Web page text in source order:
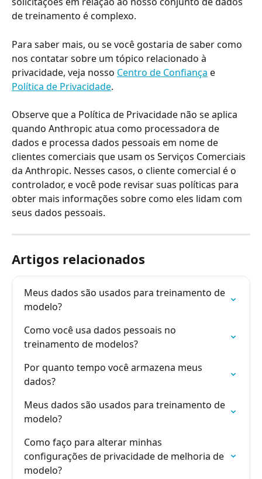
de treinamento é complexo.
Para saber mais, ou se você gostaria de saber como
nos contatar sobre um tópico relacionado à
privacidade, veja nosso Centro de Confiança e
Política de Privacidade.
Observe que a Política de Privacidade não se aplica
quando Anthropic atua como processadora de
dados e processa dados pessoais em nome de
clientes comerciais que usam os Serviços Comerciais
da Anthropic. Nesses casos, o cliente comercial é o
controlador, e você pode revisar suas políticas para
obter mais informações sobre como eles lidam com
seus dados pessoais.
Artigos relacionados
Meus dados são usados para treinamento de
modelo?
Como você usa dados pessoais no
treinamento de modelos?
Por quanto tempo você armazena meus
dados?
Meus dados são usados para treinamento de
modelo?
Como faço para alterar minhas
configurações de privacidade de melhoria de
modelo?